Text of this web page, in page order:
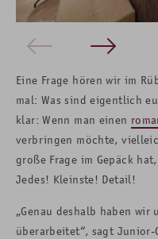
Eine Frage hören wir im
mal: Was sind eigentlich
klar: Wenn man einen
verbringen möchte,
große Frage im Gepäck
Jedes! Kleinste! Detail!
„Genau deshalb haben
überarbeitet“, sagt